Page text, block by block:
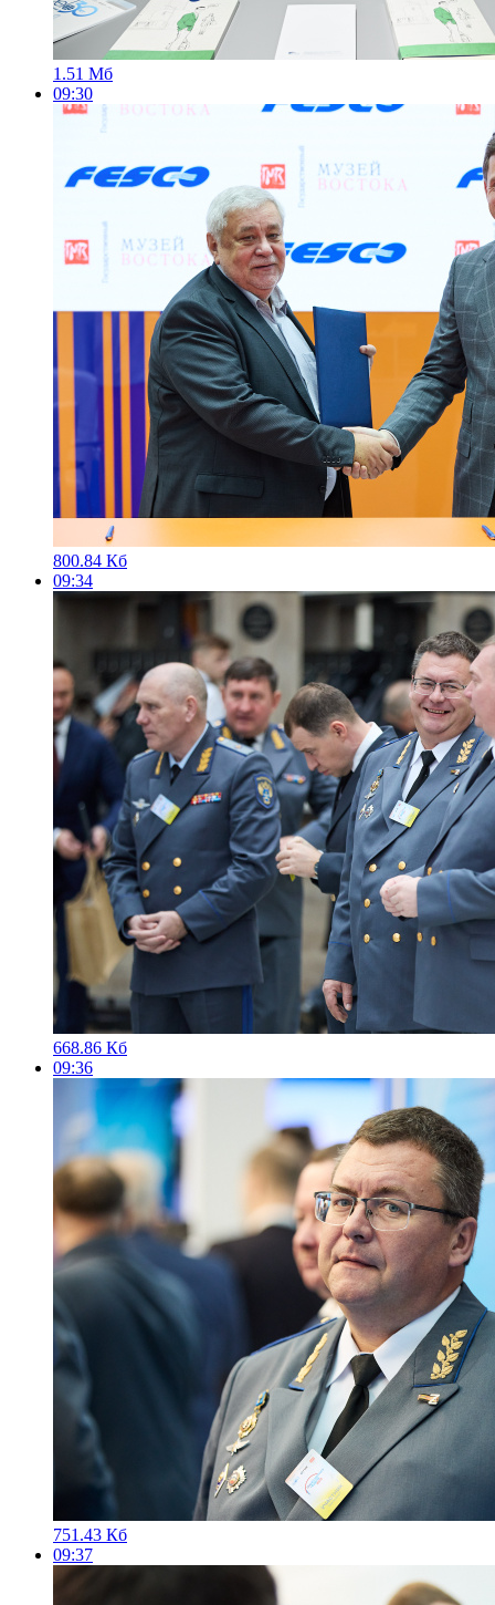
1.51 Мб
09:30
800.84 Кб
09:34
668.86 Кб
09:36
751.43 Кб
09:37